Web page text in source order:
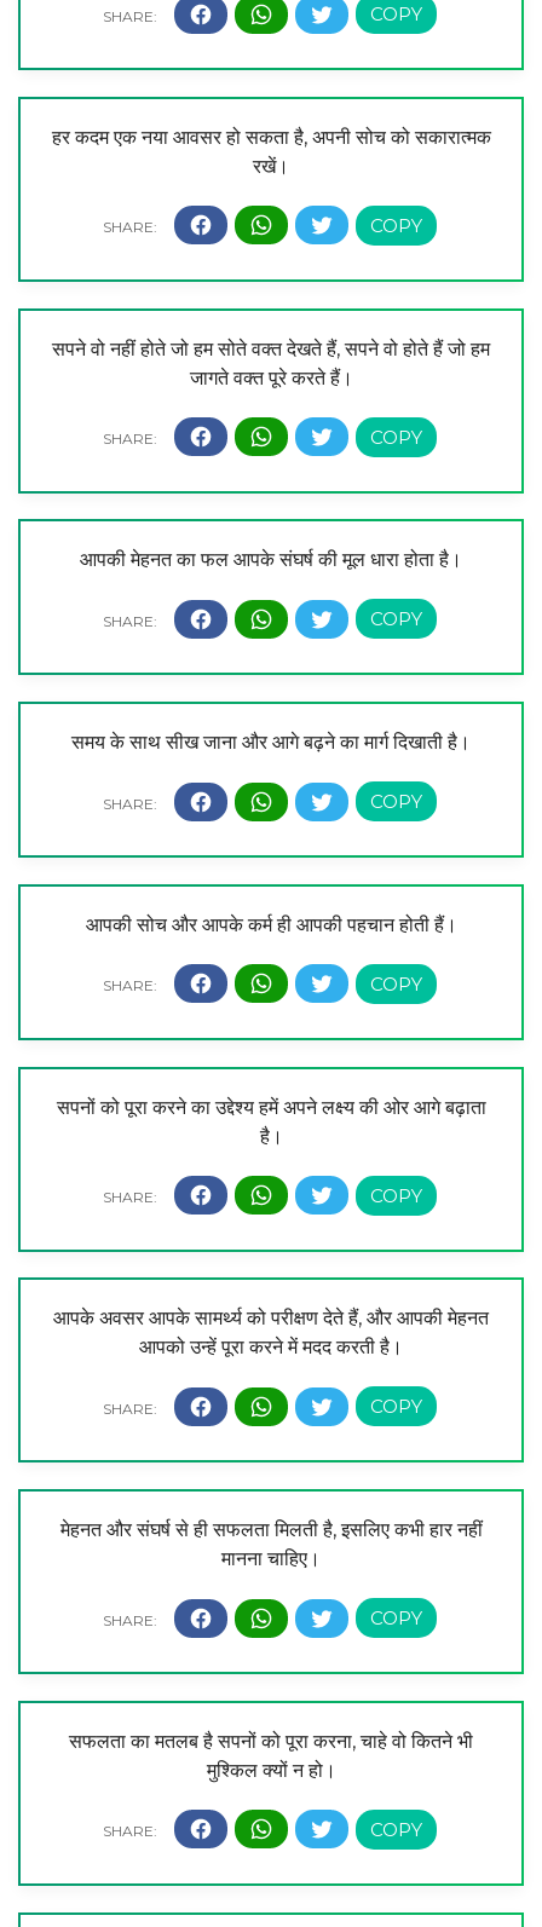
हर कदम एक नया आवसर हो सकता है, अपनी सोच को सकारात्मक
रखें।
सपने वो नहीं होते जो हम सोते वक्त देखते हैं, सपने वो होते हैं जो हम
जागते वक्त पूरे करते हैं।
आपकी मेहनत का फल आपके संघर्ष की मूल धारा होता है।
समय के साथ सीख जाना और आगे बढ़ने का मार्ग दिखाती है।
आपकी सोच और आपके कर्म ही आपकी पहचान होती हैं।
सपनों को पूरा करने का उद्देश्य हमें अपने लक्ष्य की ओर आगे बढ़ाता
है।
आपके अवसर आपके सामर्थ्य को परीक्षण देते हैं, और आपकी मेहनत
आपको उन्हें पूरा करने में मदद करती है।
मेहनत और संघर्ष से ही सफलता मिलती है, इसलिए कभी हार नहीं
मानना चाहिए।
सफलता का मतलब है सपनों को पूरा करना, चाहे वो कितने भी
मुश्किल क्यों न हो।